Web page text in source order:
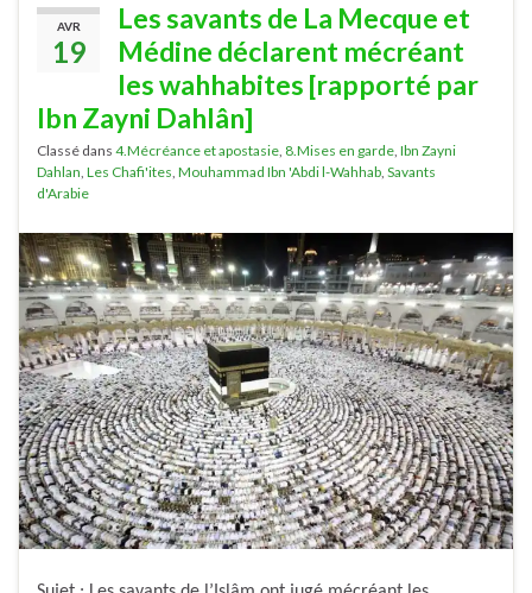
AVR
19
Les savants de La Mecque et
Médine déclarent mécréant
les wahhabites [rapporté par
Ibn Zayni Dahlân]
Classé dans 4.Mécréance et apostasie, 8.Mises en garde, Ibn Zayni
Dahlan, Les Chafi'ites, Mouhammad Ibn 'Abdi l-Wahhab, Savants
d'Arabie